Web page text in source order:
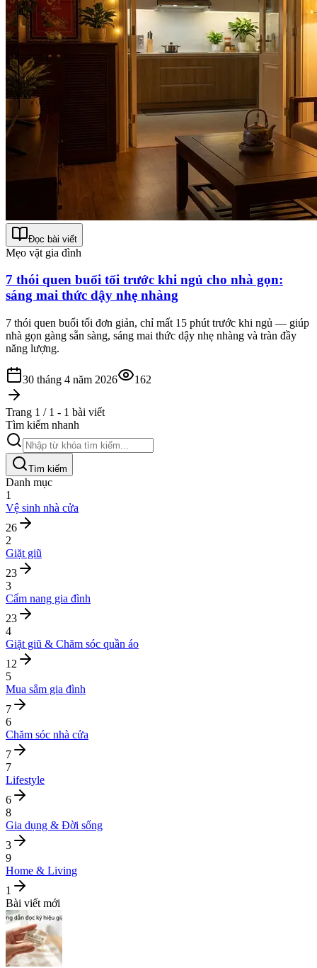
Đọc bài viết
Mẹo vặt gia đình
7 thói quen buổi tối trước khi ngủ cho nhà gọn:
sáng mai thức dậy nhẹ nhàng
7 thói quen buổi tối đơn giản, chỉ mất 15 phút trước khi ngủ — giúp
nhà gọn gàng sẵn sàng, sáng mai thức dậy nhẹ nhàng và tràn đầy
năng lượng.
30 tháng 4 năm 2026 162
Trang 1 / 1 - 1 bài viết
Tìm kiếm nhanh
Tìm kiếm
Danh mục
1
Vệ sinh nhà cửa
26
2
Giặt giũ
23
3
Cẩm nang gia đình
23
4
Giặt giũ & Chăm sóc quần áo
12
5
Mua sắm gia đình
7
6
Chăm sóc nhà cửa
7
7
Lifestyle
6
8
Gia dụng & Đời sống
3
9
Home & Living
1
Bài viết mới